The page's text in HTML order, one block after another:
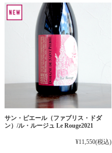
サン・ピエール（ファブリス・ドダ
ン）/ル・ルージュ Le Rouge2021
¥11,550(税込)